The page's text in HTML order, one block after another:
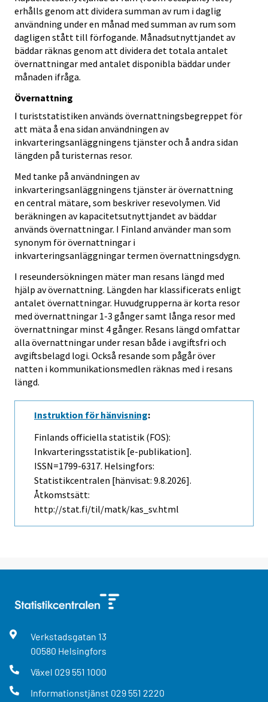
erhålls genom att dividera summan av rum i daglig
användning under en månad med summan av rum som
dagligen stått till förfogande. Månadsutnyttjandet av
bäddar räknas genom att dividera det totala antalet
övernattningar med antalet disponibla bäddar under
månaden ifråga.
Övernattning
I turiststatistiken används övernattningsbegreppet för
att mäta å ena sidan användningen av
inkvarteringsanläggningens tjänster och å andra sidan
längden på turisternas resor.
Med tanke på användningen av
inkvarteringsanläggningens tjänster är övernattning
en central mätare, som beskriver resevolymen. Vid
beräkningen av kapacitetsutnyttjandet av bäddar
används övernattningar. I Finland använder man som
synonym för övernattningar i
inkvarteringsanläggningar termen övernattningsdygn.
I reseundersökningen mäter man resans längd med
hjälp av övernattning. Längden har klassificerats enligt
antalet övernattningar. Huvudgrupperna är korta resor
med övernattningar 1-3 gånger samt långa resor med
övernattningar minst 4 gånger. Resans längd omfattar
alla övernattningar under resan både i avgiftsfri och
avgiftsbelagd logi. Också resande som pågår över
natten i kommunikationsmedlen räknas med i resans
längd.
Instruktion för hänvisning:
Finlands officiella statistik (FOS):
Inkvarteringsstatistik [e-publikation].
ISSN=1799-6317. Helsingfors:
Statistikcentralen [hänvisat: 9.8.2026].
Åtkomstsätt:
http://stat.fi/til/matk/kas_sv.html
Verkstadsgatan 13
00580 Helsingfors
Växel 029 551 1000
Informationstjänst 029 551 2220